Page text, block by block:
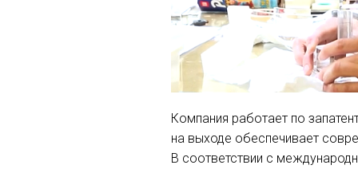
Компания работает по
на выходе обеспечивает
В соответствии с